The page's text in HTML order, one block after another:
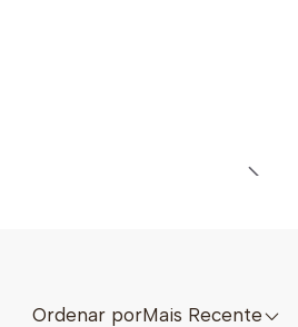
Ordenar porMais Recente